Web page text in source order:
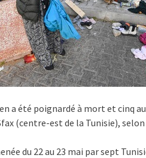
a été poignardé à mort et cinq
(centre-est de la Tunisie),
du 22 au 23 mai par sept